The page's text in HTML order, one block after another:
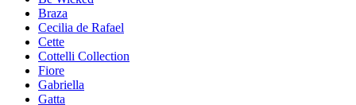
Braza
Cecilia de Rafael
Cette
Cottelli Collection
Fiore
Gabriella
Gatta